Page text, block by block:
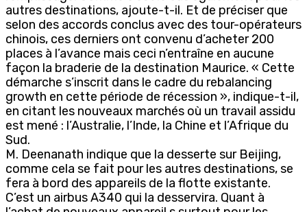
autres destinations, ajoute-t-il. Et de préciser que
selon des accords conclus avec des tour-opérateurs
chinois, ces derniers ont convenu d’acheter 200
places à l’avance mais ceci n’entraîne en aucune
façon la braderie de la destination Maurice. « Cette
démarche s’inscrit dans le cadre du rebalancing
growth en cette période de récession », indique-t-il,
en citant les nouveaux marchés où un travail assidu
est mené : l’Australie, l’Inde, la Chine et l’Afrique du
Sud.
M. Deenanath indique que la desserte sur Beijing,
comme cela se fait pour les autres destinations, se
fera à bord des appareils de la flotte existante.
C’est un airbus A340 qui la desservira. Quant à